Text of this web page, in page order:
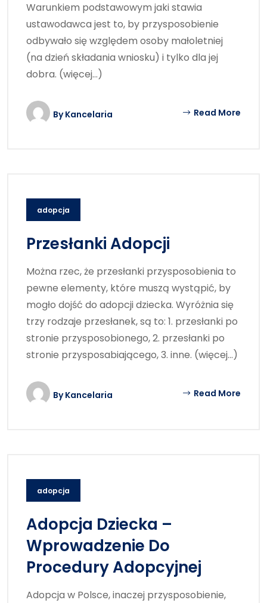
Warunkiem podstawowym jaki stawia
ustawodawca jest to, by przysposobienie
odbywało się względem osoby małoletniej
(na dzień składania wniosku) i tylko dla jej
dobra. (więcej…)
ByKancelaria Read More
adopcja
Przesłanki Adopcji
Można rzec, że przesłanki przysposobienia to
pewne elementy, które muszą wystąpić, by
mogło dojść do adopcji dziecka. Wyróżnia się
trzy rodzaje przesłanek, są to: 1. przesłanki po
stronie przysposobionego, 2. przesłanki po
stronie przysposabiającego, 3. inne. (więcej…)
ByKancelaria Read More
adopcja
Adopcja Dziecka –
Wprowadzenie Do
Procedury Adopcyjnej
Adopcja w Polsce, inaczej przysposobienie,